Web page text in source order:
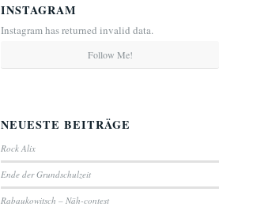
INSTAGRAM
Instagram has returned invalid data.
Follow Me!
NEUESTE BEITRÄGE
Rock Alix
Ende der Grundschulzeit
Rabaukowitsch – Näh-contest